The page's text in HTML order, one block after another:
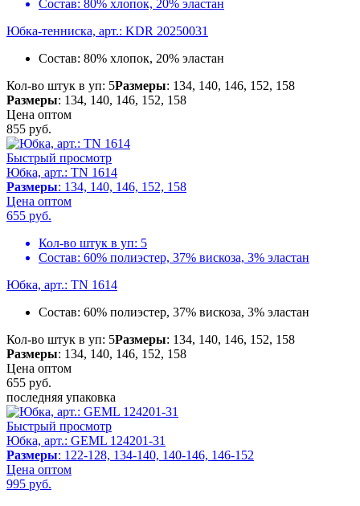
Состав: 80% хлопок, 20% эластан
Юбка-тенниска, арт.: KDR 20250031
Состав: 80% хлопок, 20% эластан
Кол-во штук в уп: 5Размеры: 134, 140, 146, 152, 158
Размеры: 134, 140, 146, 152, 158
Цена оптом
855 руб.
Быстрый просмотр
Юбка, арт.: TN 1614
Размеры: 134, 140, 146, 152, 158
Цена оптом
655 руб.
Кол-во штук в уп: 5
Состав: 60% полиэстер, 37% вискоза, 3% эластан
Юбка, арт.: TN 1614
Состав: 60% полиэстер, 37% вискоза, 3% эластан
Кол-во штук в уп: 5Размеры: 134, 140, 146, 152, 158
Размеры: 134, 140, 146, 152, 158
Цена оптом
655 руб.
последняя упаковка
Быстрый просмотр
Юбка, арт.: GEML 124201-31
Размеры: 122-128, 134-140, 140-146, 146-152
Цена оптом
995 руб.